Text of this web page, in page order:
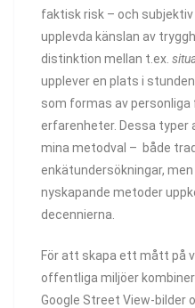
faktisk risk – och
upplevda känslan av
distinktion mellan t.ex.
upplever en plats i
som formas av
erfarenheter. Dessa typer
mina metodval – både
enkätundersökningar,
nyskapande metoder
decennierna.
För att skapa ett mått på
offentliga miljöer
Google Street View-bilder